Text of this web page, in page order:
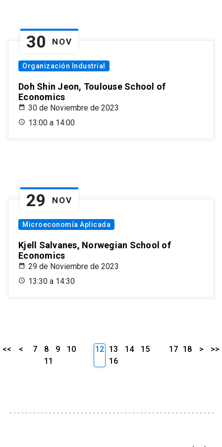
30 NOV
Organización Industrial
Doh Shin Jeon, Toulouse School of
Economics
30 de Noviembre de 2023
13:00 a 14:00
29 NOV
Microeconomía Aplicada
Kjell Salvanes, Norwegian School of
Economics
29 de Noviembre de 2023
13:30 a 14:30
<< < 7 8 9
10
11
12 13 14
15
16
17 18 > >>